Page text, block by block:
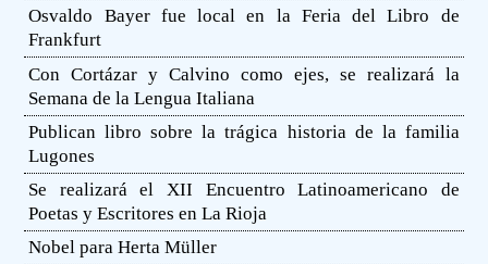
Osvaldo Bayer fue local en la Feria del Libro de
Frankfurt
Con Cortázar y Calvino como ejes, se realizará la
Semana de la Lengua Italiana
Publican libro sobre la trágica historia de la familia
Lugones
Se realizará el XII Encuentro Latinoamericano de
Poetas y Escritores en La Rioja
Nobel para Herta Müller